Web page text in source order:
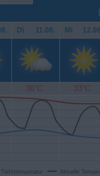
Di. 11.08. Mi.
36°C 33°C
Tiefsttemperatur Aktuelle